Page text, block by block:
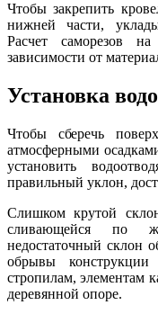
Чтобы закрепить
нижней части,
Расчет саморезов
зависимости от
Установка
Чтобы сберечь
атмосферными
установить
правильный уклон,
Слишком крутой
сливающейся по
недостаточный склон
обрывы
стропилам, элементам
деревянной опоре.